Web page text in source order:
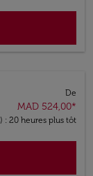
De
MAD 524,00*
: 20 heures plus tôt